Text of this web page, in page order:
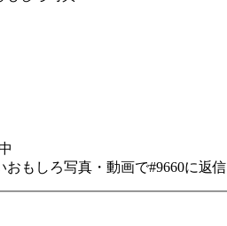
もしろ写真・動画で#9660に返信